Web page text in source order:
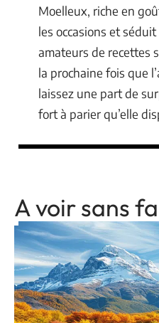
Moelleux, riche en
les occasions et
amateurs de recettes
la prochaine fois que
laissez une part de
fort à parier qu’elle
A voir sans